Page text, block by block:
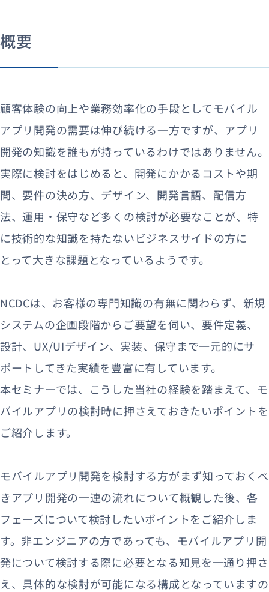
概要
顧客体験の向上や業務効率化の手段としてモバイル
アプリ開発の需要は伸び続ける一方ですが、アプリ
開発の知識を誰もが持っているわけではありません。
実際に検討をはじめると、開発にかかるコストや期
間、要件の決め方、デザイン、開発言語、配信方
法、運用・保守など多くの検討が必要なことが、特
に技術的な知識を持たないビジネスサイドの方に
とって大きな課題となっているようです。
NCDCは、お客様の専門知識の有無に関わらず、新規
システムの企画段階からご要望を伺い、要件定義、
設計、UX/UIデザイン、実装、保守まで一元的にサ
ポートしてきた実績を豊富に有しています。
本セミナーでは、こうした当社の経験を踏まえて、モ
バイルアプリの検討時に押さえておきたいポイントを
ご紹介します。
モバイルアプリ開発を検討する方がまず知っておくべ
きアプリ開発の一連の流れについて概観した後、各
フェーズについて検討したいポイントをご紹介しま
す。非エンジニアの方であっても、モバイルアプリ開
発について検討する際に必要となる知見を一通り押さ
え、具体的な検討が可能になる構成となっていますの